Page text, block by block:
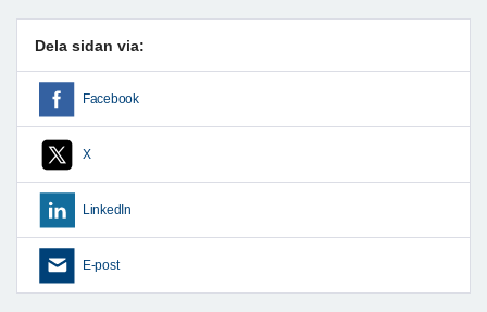
Dela sidan via:
Facebook
X
LinkedIn
E-post